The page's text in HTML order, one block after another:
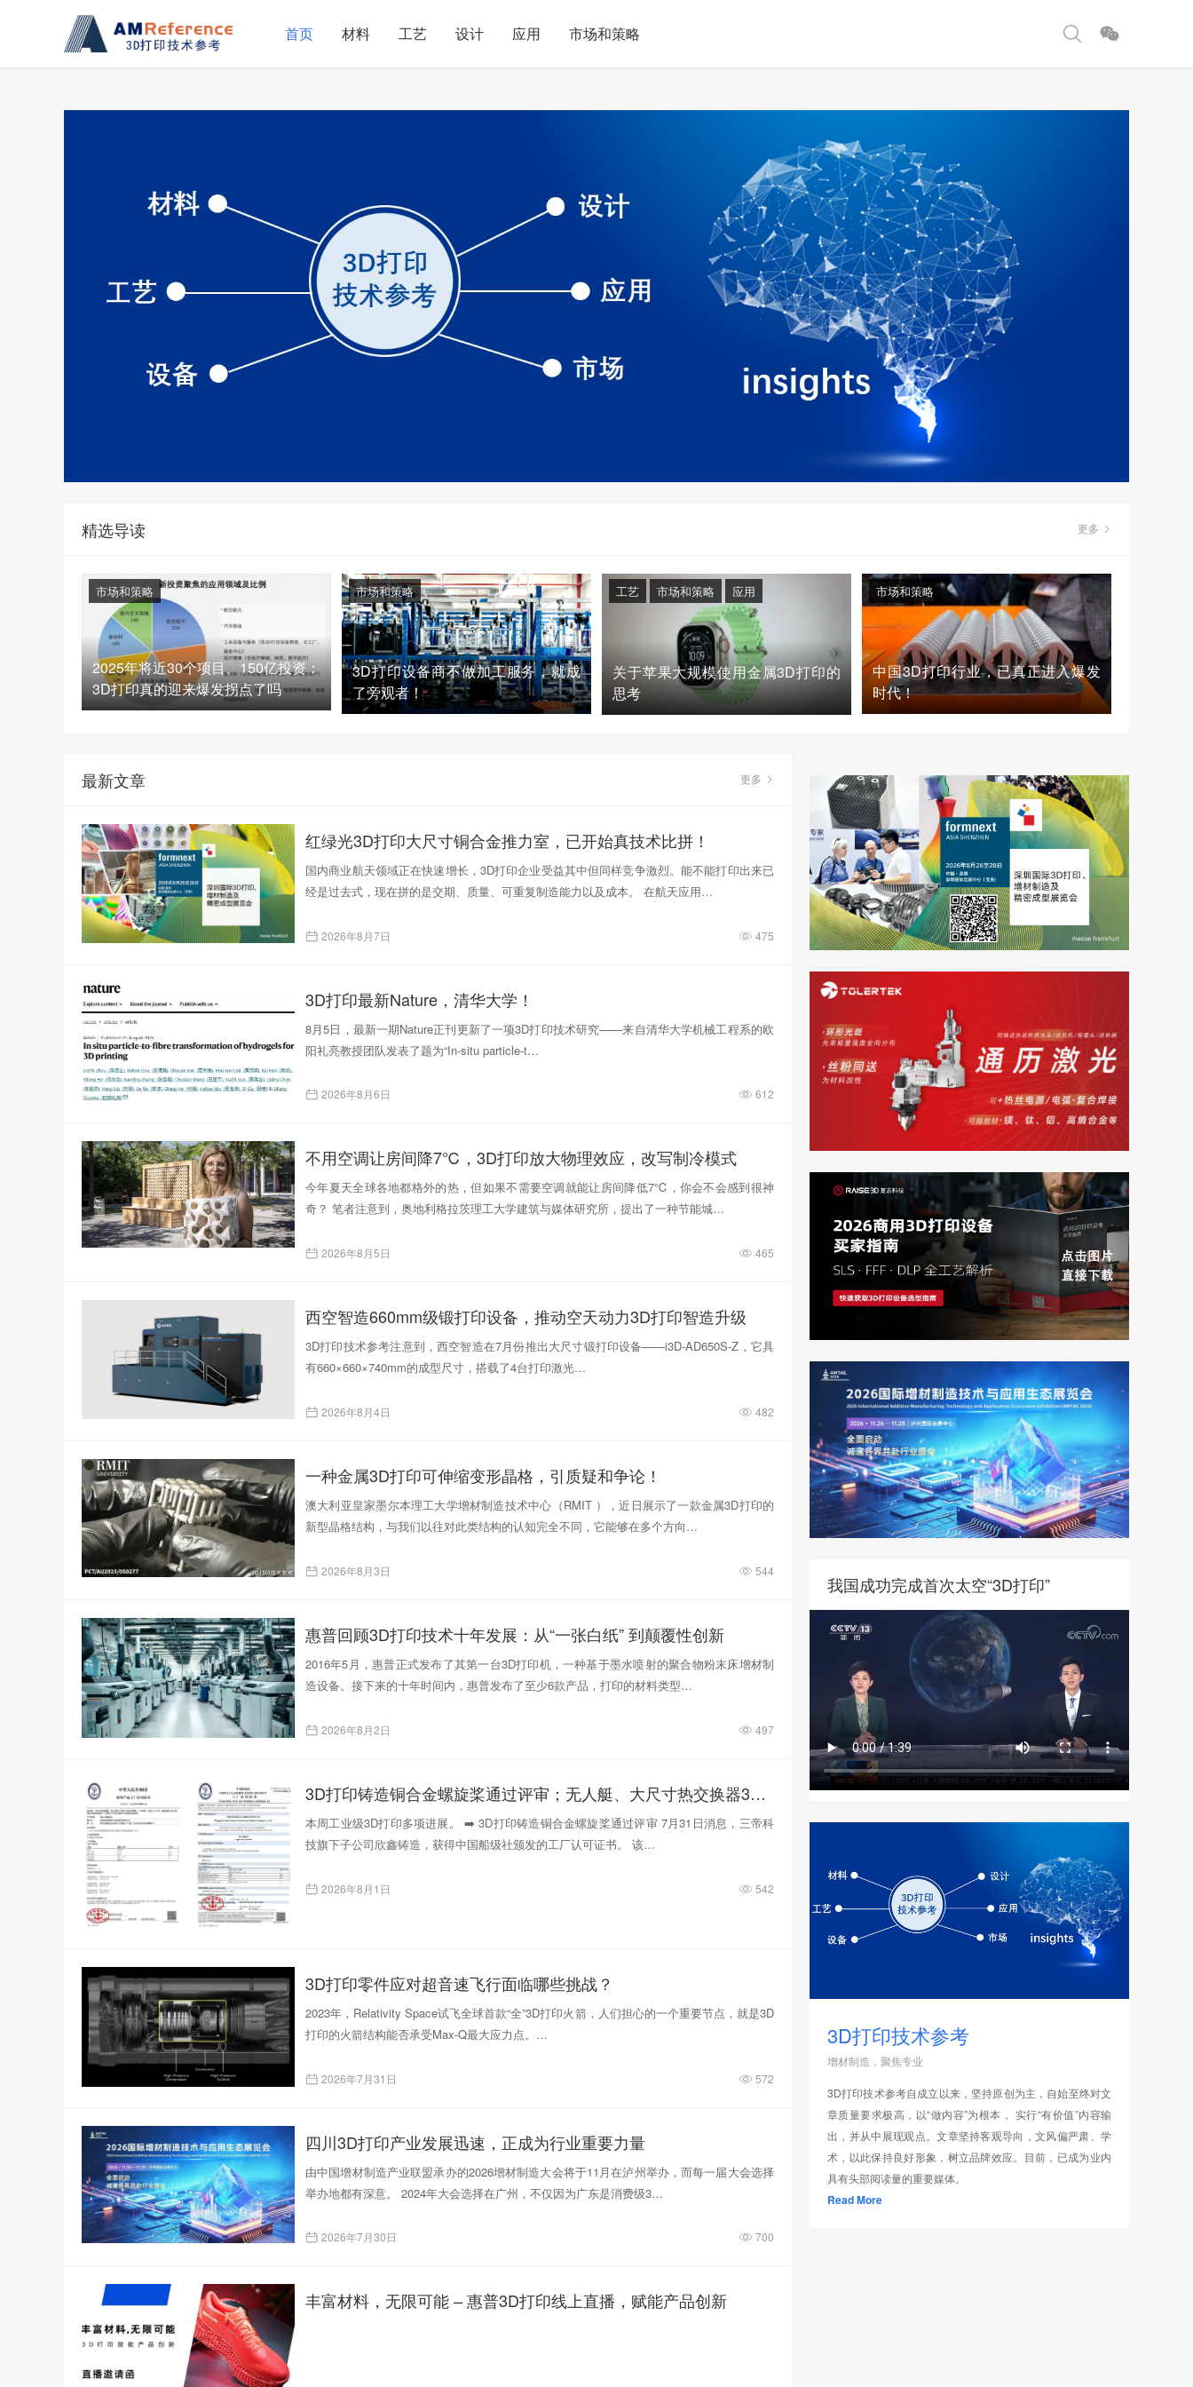
首页 材料 工艺 设计 应用 市场和策略
精选导读 更多
2025年将近30个项目、150亿投资：
3D打印真的迎来爆发拐点了吗
市场和策略
3D打印设备商不做加工服务，就成
了旁观者！
市场和策略
关于苹果大规模使用金属3D打印的
思考
工艺 市场和策略 应用
中国3D打印行业，已真正进入爆发
时代！
市场和策略
最新文章 更多
红绿光3D打印大尺寸铜合金推力室，已开始真技术比拼！
国内商业航天领域正在快速增长，3D打印企业受益其中但同样竞争激烈。能不能打印出来已
经是过去式，现在拼的是交期、质量、可重复制造能力以及成本。 在航天应用…
2026年8月7日 475
3D打印最新Nature，清华大学！
8月5日，最新一期Nature正刊更新了一项3D打印技术研究——来自清华大学机械工程系的欧
阳礼亮教授团队发表了题为“In‑situ particle‑t…
2026年8月6日 612
不用空调让房间降7℃，3D打印放大物理效应，改写制冷模式
今年夏天全球各地都格外的热，但如果不需要空调就能让房间降低7℃，你会不会感到很神
奇？ 笔者注意到，奥地利格拉茨理工大学建筑与媒体研究所，提出了一种节能城…
2026年8月5日 465
西空智造660mm级锻打印设备，推动空天动力3D打印智造升级
3D打印技术参考注意到，西空智造在7月份推出大尺寸锻打印设备——i3D-AD650S-Z，它具
有660×660×740mm的成型尺寸，搭载了4台打印激光…
2026年8月4日 482
一种金属3D打印可伸缩变形晶格，引质疑和争论！
澳大利亚皇家墨尔本理工大学增材制造技术中心（RMIT ），近日展示了一款金属3D打印的
新型晶格结构，与我们以往对此类结构的认知完全不同，它能够在多个方向…
2026年8月3日 544
惠普回顾3D打印技术十年发展：从“一张白纸” 到颠覆性创新
2016年5月，惠普正式发布了其第一台3D打印机，一种基于墨水喷射的聚合物粉末床增材制
造设备。接下来的十年时间内，惠普发布了至少6款产品，打印的材料类型…
2026年8月2日 497
3D打印铸造铜合金螺旋桨通过评审；无人艇、大尺寸热交换器3D打印；人民网报道两家3D打印企业
本周工业级3D打印多项进展。 ➡️ 3D打印铸造铜合金螺旋桨通过评审 7月31日消息，三帝科
技旗下子公司欣鑫铸造，获得中国船级社颁发的工厂认可证书。 该…
2026年8月1日 542
3D打印零件应对超音速飞行面临哪些挑战？
2023年，Relativity Space试飞全球首款“全”3D打印火箭，人们担心的一个重要节点，就是3D
打印的火箭结构能否承受Max-Q最大应力点。…
2026年7月31日 572
四川3D打印产业发展迅速，正成为行业重要力量
由中国增材制造产业联盟承办的2026增材制造大会将于11月在泸州举办，而每一届大会选择
举办地都有深意。 2024年大会选择在广州，不仅因为广东是消费级3…
2026年7月30日 700
丰富材料，无限可能 – 惠普3D打印线上直播，赋能产品创新
我国成功完成首次太空“3D打印”
3D打印技术参考
增材制造，聚焦专业
3D打印技术参考自成立以来，坚持原创为主，自始至终对文
章质量要求极高，以“做内容”为根本， 实行“有价值”内容输
出，并从中展现观点。文章坚持客观导向，文风偏严肃、学
术，以此保持良好形象，树立品牌效应。目前，已成为业内
具有头部阅读量的重要媒体。
Read More